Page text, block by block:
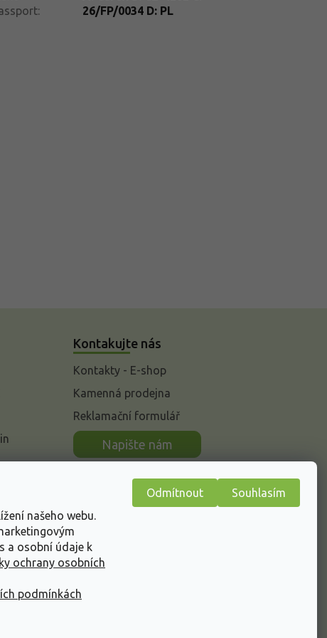
našeho webu.
a osobní údaje k
ochrany osobních
podmínkách
Odmítnout Souhlasím
:
26/FP/0034 D: PL
Kontakujte nás
Kontakty - E-shop
Kamenná prodejna
Reklamační formulář
Napište nám